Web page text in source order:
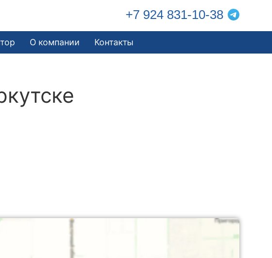
+7 924 831-10-38
О компании Контакты